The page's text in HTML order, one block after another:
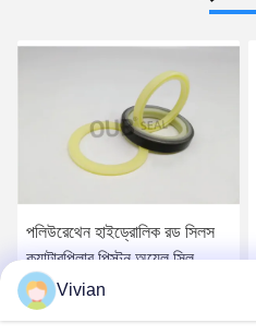
পলিউরেথেন হাইড্রোলিক রড সিলস
ক্যাটারপিলার পিস্টন অয়েল সিল
6J9178 5J5020
Vivian